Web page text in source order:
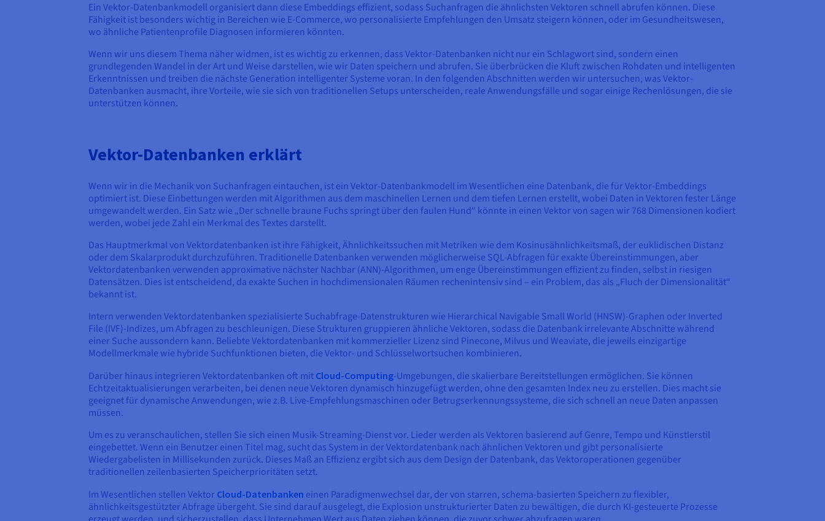
Ein Vektor-Datenbankmodell organisiert dann diese Embeddings effizient, sodass Suchanfragen die ähnlichsten Vektoren schnell abrufen können. Diese
Fähigkeit ist besonders wichtig in Bereichen wie E-Commerce, wo personalisierte Empfehlungen den Umsatz steigern können, oder im Gesundheitswesen,
wo ähnliche Patientenprofile Diagnosen informieren könnten.
Wenn wir uns diesem Thema näher widmen, ist es wichtig zu erkennen, dass Vektor-Datenbanken nicht nur ein Schlagwort sind, sondern einen
grundlegenden Wandel in der Art und Weise darstellen, wie wir Daten speichern und abrufen. Sie überbrücken die Kluft zwischen Rohdaten und intelligenten
Erkenntnissen und treiben die nächste Generation intelligenter Systeme voran. In den folgenden Abschnitten werden wir untersuchen, was Vektor-
Datenbanken ausmacht, ihre Vorteile, wie sie sich von traditionellen Setups unterscheiden, reale Anwendungsfälle und sogar einige Rechenlösungen, die sie
unterstützen können.
Vektor-Datenbanken erklärt
Wenn wir in die Mechanik von Suchanfragen eintauchen, ist ein Vektor-Datenbankmodell im Wesentlichen eine Datenbank, die für Vektor-Embeddings
optimiert ist. Diese Einbettungen werden mit Algorithmen aus dem maschinellen Lernen und dem tiefen Lernen erstellt, wobei Daten in Vektoren fester Länge
umgewandelt werden. Ein Satz wie „Der schnelle braune Fuchs springt über den faulen Hund“ könnte in einen Vektor von sagen wir 768 Dimensionen kodiert
werden, wobei jede Zahl ein Merkmal des Textes darstellt.
Das Hauptmerkmal von Vektordatenbanken ist ihre Fähigkeit, Ähnlichkeitssuchen mit Metriken wie dem Kosinusähnlichkeitsmaß, der euklidischen Distanz
oder dem Skalarprodukt durchzuführen. Traditionelle Datenbanken verwenden möglicherweise SQL-Abfragen für exakte Übereinstimmungen, aber
Vektordatenbanken verwenden approximative nächster Nachbar (ANN)-Algorithmen, um enge Übereinstimmungen effizient zu finden, selbst in riesigen
Datensätzen. Dies ist entscheidend, da exakte Suchen in hochdimensionalen Räumen rechenintensiv sind – ein Problem, das als „Fluch der Dimensionalität“
bekannt ist.
Intern verwenden Vektordatenbanken spezialisierte Suchabfrage-Datenstrukturen wie Hierarchical Navigable Small World (HNSW)-Graphen oder Inverted
File (IVF)-Indizes, um Abfragen zu beschleunigen. Diese Strukturen gruppieren ähnliche Vektoren, sodass die Datenbank irrelevante Abschnitte während
einer Suche aussondern kann. Beliebte Vektordatenbanken mit kommerzieller Lizenz sind Pinecone, Milvus und Weaviate, die jeweils einzigartige
Modellmerkmale wie hybride Suchfunktionen bieten, die Vektor- und Schlüsselwortsuchen kombinieren.
Darüber hinaus integrieren Vektordatenbanken oft mit Cloud-Computing-Umgebungen, die skalierbare Bereitstellungen ermöglichen. Sie können
Echtzeitaktualisierungen verarbeiten, bei denen neue Vektoren dynamisch hinzugefügt werden, ohne den gesamten Index neu zu erstellen. Dies macht sie
geeignet für dynamische Anwendungen, wie z.B. Live-Empfehlungsmaschinen oder Betrugserkennungssysteme, die sich schnell an neue Daten anpassen
müssen.
Um es zu veranschaulichen, stellen Sie sich einen Musik-Streaming-Dienst vor. Lieder werden als Vektoren basierend auf Genre, Tempo und Künstlerstil
eingebettet. Wenn ein Benutzer einen Titel mag, sucht das System in der Vektordatenbank nach ähnlichen Vektoren und gibt personalisierte
Wiedergabelisten in Millisekunden zurück. Dieses Maß an Effizienz ergibt sich aus dem Design der Datenbank, das Vektoroperationen gegenüber
traditionellen zeilenbasierten Speicherprioritäten setzt.
Im Wesentlichen stellen Vektor Cloud-Datenbanken einen Paradigmenwechsel dar, der von starren, schema-basierten Speichern zu flexibler,
ähnlichkeitsgestützter Abfrage übergeht. Sie sind darauf ausgelegt, die Explosion unstrukturierter Daten zu bewältigen, die durch KI-gesteuerte Prozesse